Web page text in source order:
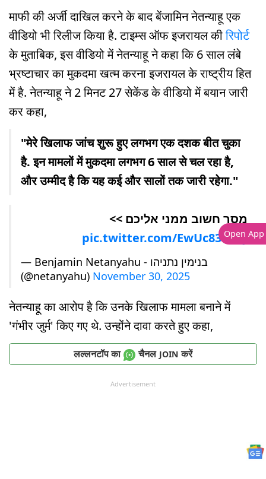
माफी की अर्जी दाखिल करने के बाद बेंजामिन नेतन्याहू एक
वीडियो भी रिलीज किया है. टाइम्स ऑफ इजरायल कीरिपोर्ट
के मुताबिक, इस वीडियो में नेतन्याहू ने कहा कि 6 साल लंबे
भ्रष्टाचार का मुकदमा खत्म करना इजरायल के राष्ट्रीय हित
में है. नेतन्याहू ने 2 मिनट 27 सेकेंड के वीडियो में बयान जारी
कर कहा,
"मेरे खिलाफ जांच शुरू हुए लगभग एक दशक बीत चुका
है. इन मामलों में मुकदमा लगभग 6 साल से चल रहा है,
और उम्मीद है कि यह कई और सालों तक जारी रहेगा."
מסר חשוב ממני אליכם >>
pic.twitter.com/EwUc8361DJ
— Benjamin Netanyahu - בנימין נתניהו
(@netanyahu) November 30, 2025
नेतन्याहू का आरोप है कि उनके खिलाफ मामला बनाने में
'गंभीर जुर्म' किए गए थे. उन्होंने दावा करते हुए कहा,
लल्लनटॉप का चैनल JOIN करें
Advertisement
Open App